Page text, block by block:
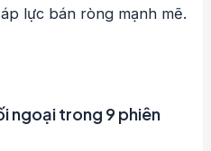
lực bán ròng mạnh mẽ.
ngoại trong 9 phiên